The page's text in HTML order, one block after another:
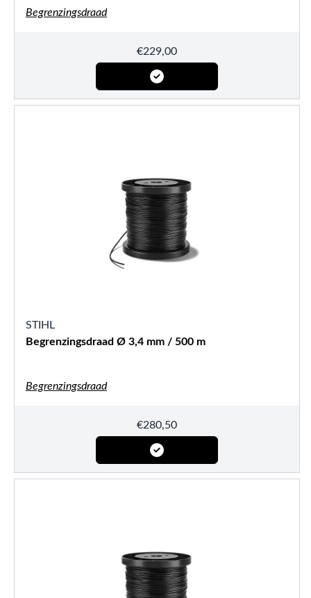
Begrenzingsdraad
€229,00
STIHL
Begrenzingsdraad Ø 3,4 mm / 500 m
Begrenzingsdraad
€280,50